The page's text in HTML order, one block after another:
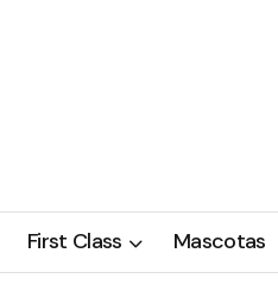
First Class Mascotas